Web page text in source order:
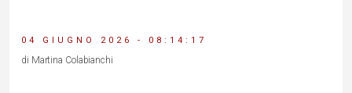
04 GIUGNO 2026 - 08:14:17
di Martina Colabianchi